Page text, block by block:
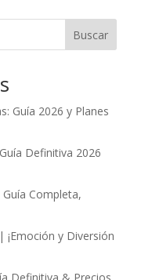
Buscar
Guía 2026 y Planes
Definitiva 2026
Completa,
y Diversión